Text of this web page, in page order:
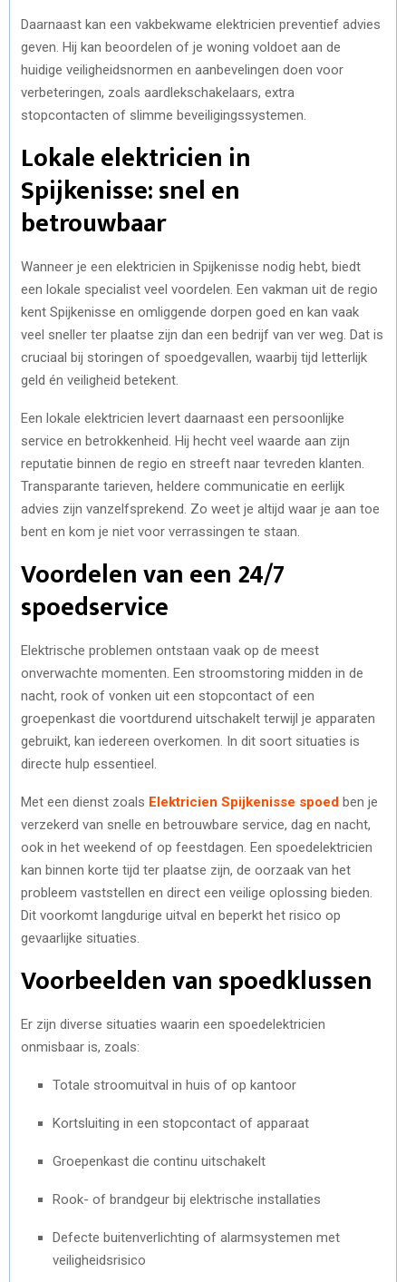
Daarnaast kan een vakbekwame elektricien preventief advies
geven. Hij kan beoordelen of je woning voldoet aan de
huidige veiligheidsnormen en aanbevelingen doen voor
verbeteringen, zoals aardlekschakelaars, extra
stopcontacten of slimme beveiligingssystemen.
Lokale elektricien in
Spijkenisse: snel en
betrouwbaar
Wanneer je een elektricien in Spijkenisse nodig hebt, biedt
een lokale specialist veel voordelen. Een vakman uit de regio
kent Spijkenisse en omliggende dorpen goed en kan vaak
veel sneller ter plaatse zijn dan een bedrijf van ver weg. Dat is
cruciaal bij storingen of spoedgevallen, waarbij tijd letterlijk
geld én veiligheid betekent.
Een lokale elektricien levert daarnaast een persoonlijke
service en betrokkenheid. Hij hecht veel waarde aan zijn
reputatie binnen de regio en streeft naar tevreden klanten.
Transparante tarieven, heldere communicatie en eerlijk
advies zijn vanzelfsprekend. Zo weet je altijd waar je aan toe
bent en kom je niet voor verrassingen te staan.
Voordelen van een 24/7
spoedservice
Elektrische problemen ontstaan vaak op de meest
onverwachte momenten. Een stroomstoring midden in de
nacht, rook of vonken uit een stopcontact of een
groepenkast die voortdurend uitschakelt terwijl je apparaten
gebruikt, kan iedereen overkomen. In dit soort situaties is
directe hulp essentieel.
Met een dienst zoals Elektricien Spijkenisse spoed ben je
verzekerd van snelle en betrouwbare service, dag en nacht,
ook in het weekend of op feestdagen. Een spoedelektricien
kan binnen korte tijd ter plaatse zijn, de oorzaak van het
probleem vaststellen en direct een veilige oplossing bieden.
Dit voorkomt langdurige uitval en beperkt het risico op
gevaarlijke situaties.
Voorbeelden van spoedklussen
Er zijn diverse situaties waarin een spoedelektricien
onmisbaar is, zoals:
Totale stroomuitval in huis of op kantoor
Kortsluiting in een stopcontact of apparaat
Groepenkast die continu uitschakelt
Rook- of brandgeur bij elektrische installaties
Defecte buitenverlichting of alarmsystemen met
veiligheidsrisico